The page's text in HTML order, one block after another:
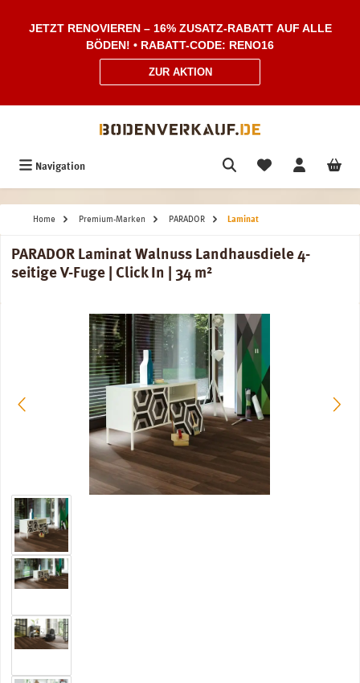
JETZT RENOVIEREN – 16% ZUSATZ-RABATT AUF ALLE
BÖDEN! • RABATT-CODE: RENO16
ZUR AKTION
Navigation
Home Premium-Marken PARADOR Laminat
PARADOR Laminat Walnuss Landhausdiele 4-
seitige V-Fuge | Click In | 34 m²
Bildergalerie überspringen